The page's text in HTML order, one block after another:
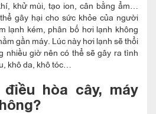
khử mùi, tạo ion, cân bằng ẩm…
gây hại cho sức khỏe của người
lạnh kém, phân bố hơi lạnh không
gần máy. Lúc này hơi lạnh sẽ thổi
nhiều giờ nên có thể sẽ gây ra tình
khô da, khô tóc…
hòa cây, máy